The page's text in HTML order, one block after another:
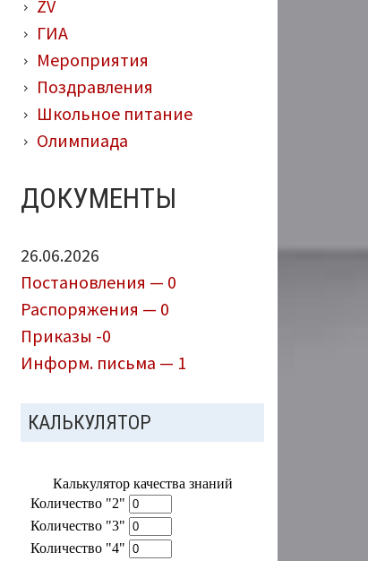
ZV
ГИА
Мероприятия
Поздравления
Школьное питание
Олимпиада
ДОКУМЕНТЫ
26.06.2026
Постановления — 0
Распоряжения — 0
Приказы -0
Информ. письма — 1
КАЛЬКУЛЯТОР